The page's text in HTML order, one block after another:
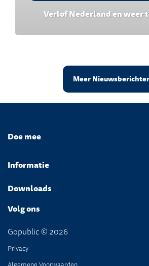
Verlof Nederland en weer
Meer
Doe mee
Informatie
Downloads
Volg ons
Gopublic © 2026
Privacy